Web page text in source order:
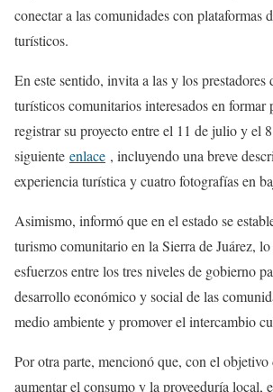
conectar a las comunidades con plataformas
turísticos.
En este sentido, invita a las y los prestadores
turísticos comunitarios interesados en formar
registrar su proyecto entre el 11 de julio y el
siguiente enlace , incluyendo una breve
experiencia turística y cuatro fotografías en
Asimismo, informó que en el estado se
turismo comunitario en la Sierra de Juárez,
esfuerzos entre los tres niveles de gobierno
desarrollo económico y social de las
medio ambiente y promover el intercambio
Por otra parte, mencionó que, con el objetivo
aumentar el consumo y la proveeduría local,